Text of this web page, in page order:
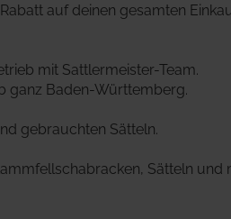
auf deinen gesamten
mit Sattlermeister-Team.
ganz Baden-Württemberg.
gebrauchten Sätteln.
Sätteln und